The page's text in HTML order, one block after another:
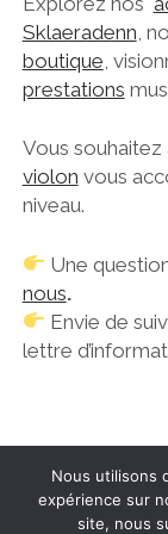
Sklaeradenn ,
boutique ,
prestations
Vous
violon vous
niveau.
Une
nous.
Envie de
lettre
Nous utilisons
expérience sur
site, nous